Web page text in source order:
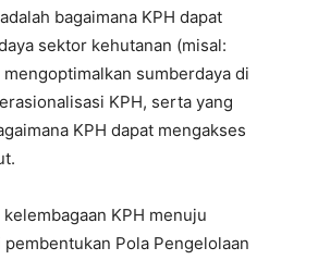
bagaimana KPH dapat
sektor kehutanan (misal:
mengoptimalkan sumberdaya di
KPH, serta yang
KPH dapat mengakses
KPH menuju
Pola Pengelolaan